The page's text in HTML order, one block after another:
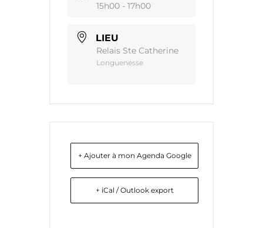
15h00 - 17h00
LIEU
Relais Ste Catherine
Longuenesse
+ Ajouter à mon Agenda Google
+ iCal / Outlook export